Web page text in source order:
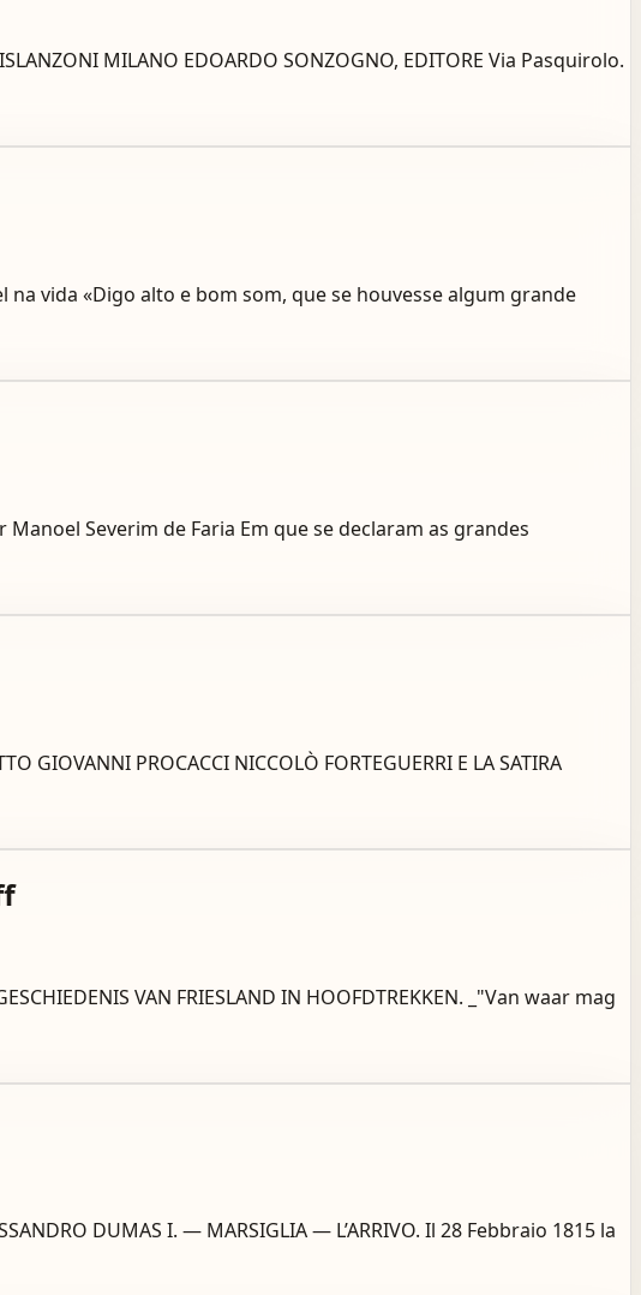
MILANO EDOARDO SONZOGNO, EDITORE Via Pasquirolo.
vida «Digo alto e bom som, que se houvesse algum grande
Severim de Faria Em que se declaram as grandes
PROCACCI NICCOLÒ FORTEGUERRI E LA SATIRA
VAN FRIESLAND IN HOOFDTREKKEN. _"Van waar mag
DUMAS I. — MARSIGLIA — L’ARRIVO. Il 28 Febbraio 1815 la